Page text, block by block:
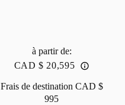
à partir de:
CAD $ 20,595
Frais de destination CAD $
995